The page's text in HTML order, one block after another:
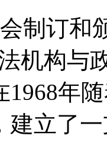
制订和
机构与
1968年
建立了